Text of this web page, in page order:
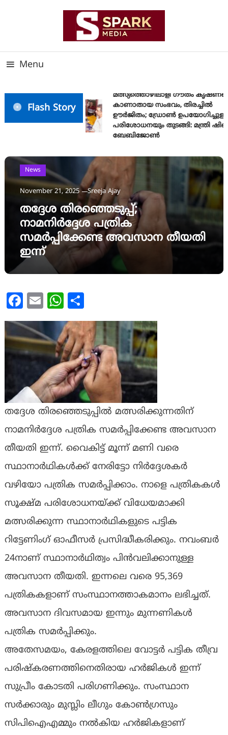
Menu
Flash Story
മത്സ്യത്തൊഴിലാളി ഗൗതം
കാണാതായ സംഭവം, തിരച്ചിൽ
ഊർജിതം; ഡ്രോണ്‍ ഉപയോഗിച്ചുള്ള
പരിശോധനയും തുടങ്ങി: മന്ത്രി ഷിബു
ബേബിജോണ്‍
News
November 21, 2025 Sreeja Ajay
തദ്ദേശ തിരഞ്ഞെടുപ്പ്;
നാമനിര്‍ദ്ദേശ പത്രിക
സമര്‍പ്പിക്കേണ്ട അവസാന തീയതി
ഇന്ന്
Facebook
Email WhatsApp
തദ്ദേശ തിരഞ്ഞെടുപ്പില്‍ മത്സരിക്കുന്നതിന്
നാമനിര്‍ദ്ദേശ പത്രിക സമര്‍പ്പിക്കേണ്ട അവസാന
തീയതി ഇന്ന്. വൈകിട്ട് മൂന്ന് മണി വരെ
സ്ഥാനാര്‍ഥികള്‍ക്ക് നേരിട്ടോ നിര്‍ദ്ദേശകര്‍
വഴിയോ പത്രിക സമര്‍പ്പിക്കാം. നാളെ പത്രികകള്‍
സൂക്ഷ്മ പരിശോധനയ്ക്ക് വിധേയമാക്കി
മത്സരിക്കുന്ന സ്ഥാനാര്‍ഥികളുടെ പട്ടിക
റിട്ടേണിംഗ് ഓഫീസര്‍ പ്രസിദ്ധീകരിക്കും. നവംബര്‍
24നാണ് സ്ഥാനാര്‍ഥിത്വം പിന്‍വലിക്കാനുള്ള
അവസാന തീയതി. ഇന്നലെ വരെ 95,369
പത്രികകളാണ് സംസ്ഥാനത്താകമാനം ലഭിച്ചത്.
അവസാന ദിവസമായ ഇന്നും മുന്നണികള്‍
പത്രിക സമര്‍പ്പിക്കും.
അതേസമയം, കേരളത്തിലെ വോട്ടര്‍ പട്ടിക തീവ്ര
പരിഷ്‌കരണത്തിനെതിരായ ഹര്‍ജികള്‍ ഇന്ന്
സുപ്രീം കോടതി പരിഗണിക്കും. സംസ്ഥാന
സര്‍ക്കാരും മുസ്ലിം ലീഗും കോണ്‍ഗ്രസും
സിപിഐഎമ്മും നല്‍കിയ ഹര്‍ജികളാണ്